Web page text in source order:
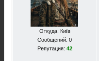
Откуда: Київ
Сообщений: 0
Репутация: 42